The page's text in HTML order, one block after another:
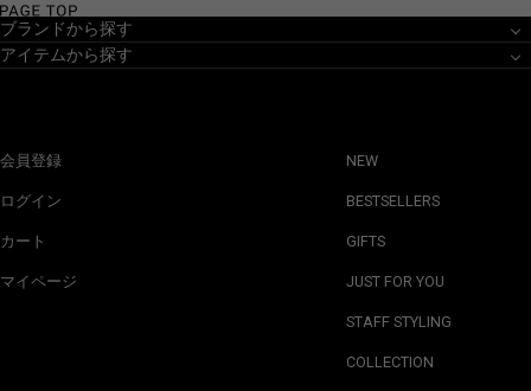
ブランドから探す
アイテムから探す
会員登録
ログイン
カート
マイページ
NEW
BESTSELLERS
GIFTS
JUST FOR YOU
STAFF STYLING
COLLECTION